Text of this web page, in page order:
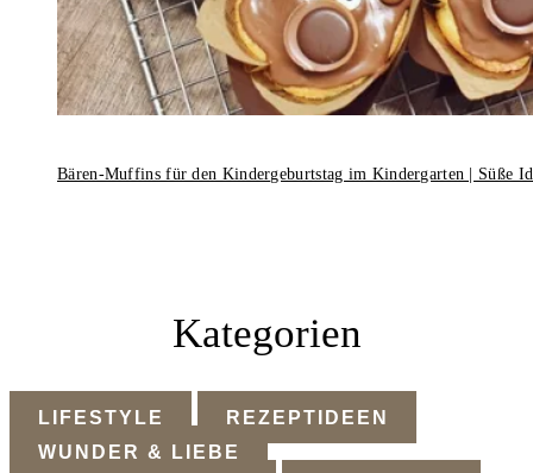
Bären-Muffins für den Kindergeburtstag im Kindergarten | Süße
Kategorien
LIFESTYLE
REZEPTIDEEN
WUNDER & LIEBE